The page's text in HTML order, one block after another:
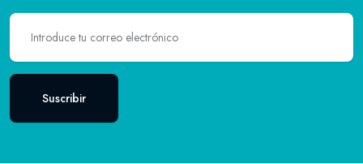
Suscribir